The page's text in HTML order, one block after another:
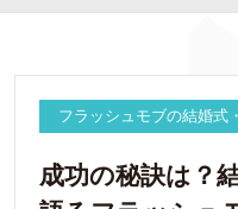
フラッシュモブの結婚式
成功の秘訣は？